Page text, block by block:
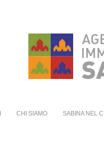
CHI SIAMO SABINA NEL